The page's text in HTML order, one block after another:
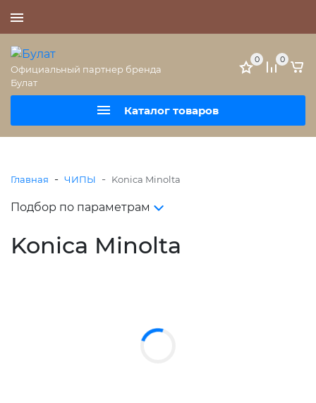
Официальный партнер бренда
Булат
Каталог товаров
0 0
Главная - ЧИПЫ - Konica Minolta
Подбор по параметрам
Konica Minolta